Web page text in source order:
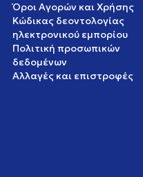
Όροι Αγορών και Χρήσης
Κώδικας δεοντολογίας
ηλεκτρονικού εμπορίου
Πολιτική προσωπικών
δεδομένων
Αλλαγές και επιστροφές